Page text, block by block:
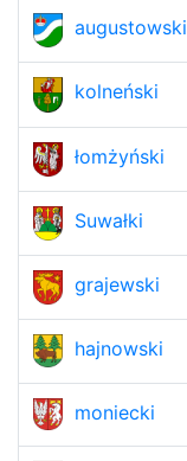
augustowski
kolneński
łomżyński
Suwałki
grajewski
hajnowski
moniecki